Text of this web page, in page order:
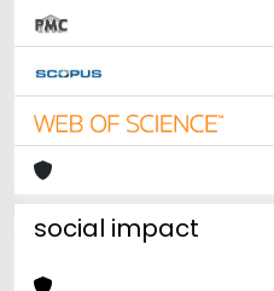
social impact